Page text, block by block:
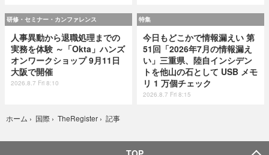
研修・セミナー・カンファレンス
人事異動から退職処理までの
実務を体験 ～「Okta」ハンズ
オンワークショップ 9月11日
大阪で開催
2026.8.7 Fri 8:10
特集
今日もどこかで情報漏えい 第
51回「2026年7月の情報漏え
い」三重県、陸自インシデン
トを他山の石として USB メモ
リ 1 万個チェック
2026.8.7 Fri 8:15
ホーム › 国際 › TheRegister › 記事